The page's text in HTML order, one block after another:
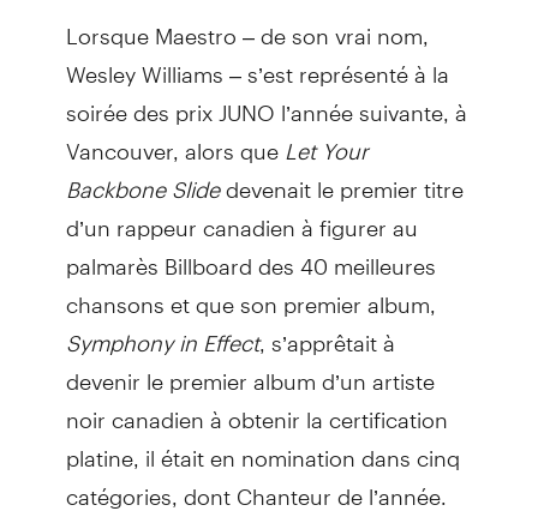
Lorsque Maestro – de son vrai nom,
Wesley Williams – s’est représenté à la
soirée des prix JUNO l’année suivante, à
Vancouver, alors queLet Your
Backbone Slidedevenait le premier titre
d’un rappeur canadien à figurer au
palmarès Billboard des 40 meilleures
chansons et que son premier album,
Symphony in Effect, s’apprêtait à
devenir le premier album d’un artiste
noir canadien à obtenir la certification
platine, il était en nomination dans cinq
catégories, dont Chanteur de l’année.